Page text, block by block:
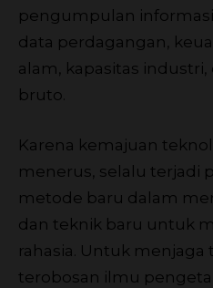
pengumpulan
data perdagangan,
alam, kapasitas industri,
bruto.
Karena kemajuan
menerus, selalu terjadi
metode baru dalam
dan teknik baru untuk
rahasia. Untuk
terobosan ilmu